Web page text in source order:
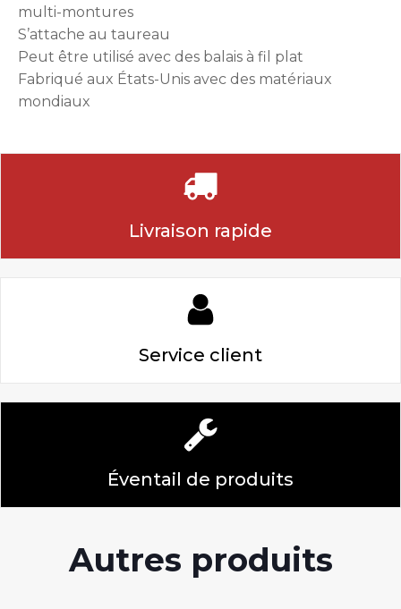
multi-montures
S’attache au taureau
Peut être utilisé avec des balais à fil plat
Fabriqué aux États-Unis avec des matériaux
mondiaux
Livraison rapide
Service client
Éventail de produits
Autres produits